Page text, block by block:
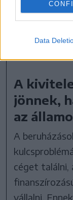
Data
Pataki
ki kell
A
jönnek,
az
A
céget találni,
vállalni.